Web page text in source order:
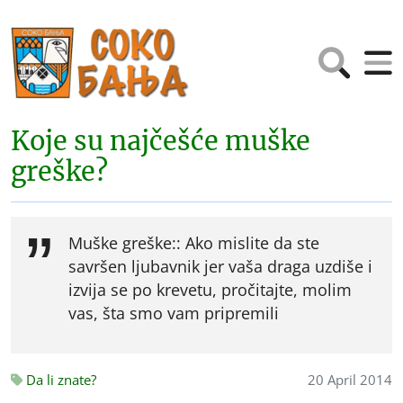
Koje su najčešće muške
greške?
Muške greške:: Ako mislite da ste
savršen ljubavnik jer vaša draga uzdiše i
izvija se po krevetu, pročitajte, molim
vas, šta smo vam pripremili
Da li znate? 20 April 2014